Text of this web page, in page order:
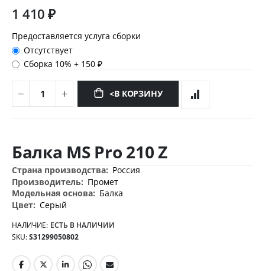
1 410 ₽
Предоставляется услуга сборки
Отсутствует
Сборка 10%+ 150 ₽
<В КОРЗИНУ
к
началу
галереи
изображений
Балка MS Pro 210 Z
Дополнительная
информация
Россия
Промет
Балка
Серый
НАЛИЧИЕ: ЕСТЬ В НАЛИЧИИ
SKU S31299050802